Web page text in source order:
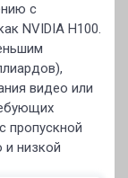
с
NVIDIA H100.
видео или
пропускной
и низкой